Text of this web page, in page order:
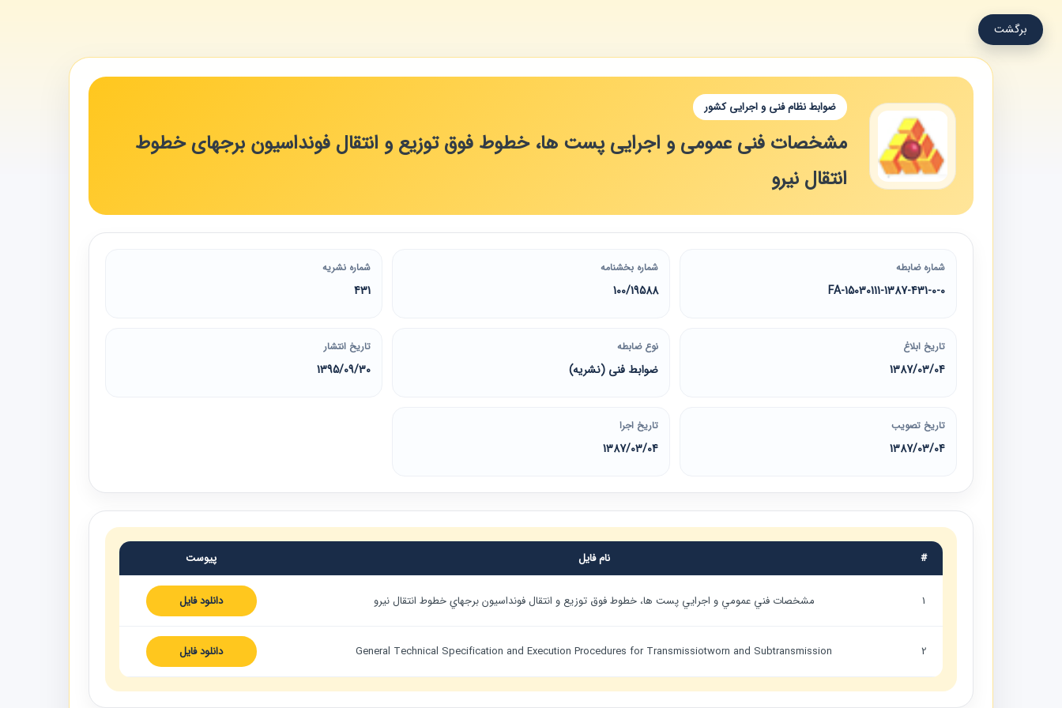
برگشت
ضوابط نظام فنی و اجرایی کشور
مشخصات فنی عمومی و اجرایی پست ها، خطوط فوق توزیع و انتقال فونداسیون برجهای خطوط
انتقال نیرو
شماره ضابطه
15030111-1387-431-0-0-FA
شماره بخشنامه
100/19588
شماره نشریه
431
تاریخ ابلاغ
1387/03/04
نوع ضابطه
ضوابط فنی (نشریه)
تاریخ انتشار
1395/09/30
تاریخ تصویب
1387/03/04
تاریخ اجرا
1387/03/04
# نام فایل پیوست
1 مشخصات فني عمومي و اجرايي پست ها، خطوط فوق توزيع و انتقال فونداسيون برجهاي خطوط انتقال نيرو دانلود فایل
2
General Technical Specification and Execution Procedures for Transmissiotworn and Subtransmission دانلود فایل